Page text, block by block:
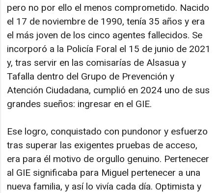
pero no por ello el menos comprometido. Nacido
el 17 de noviembre de 1990, tenía 35 años y era
el más joven de los cinco agentes fallecidos. Se
incorporó a la Policía Foral el 15 de junio de 2021
y, tras servir en las comisarías de Alsasua y
Tafalla dentro del Grupo de Prevención y
Atención Ciudadana, cumplió en 2024 uno de sus
grandes sueños: ingresar en el GIE.
Ese logro, conquistado con pundonor y esfuerzo
tras superar las exigentes pruebas de acceso,
era para él motivo de orgullo genuino. Pertenecer
al GIE significaba para Miguel pertenecer a una
nueva familia, y así lo vivía cada día. Optimista y